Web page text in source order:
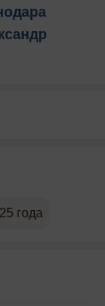
года